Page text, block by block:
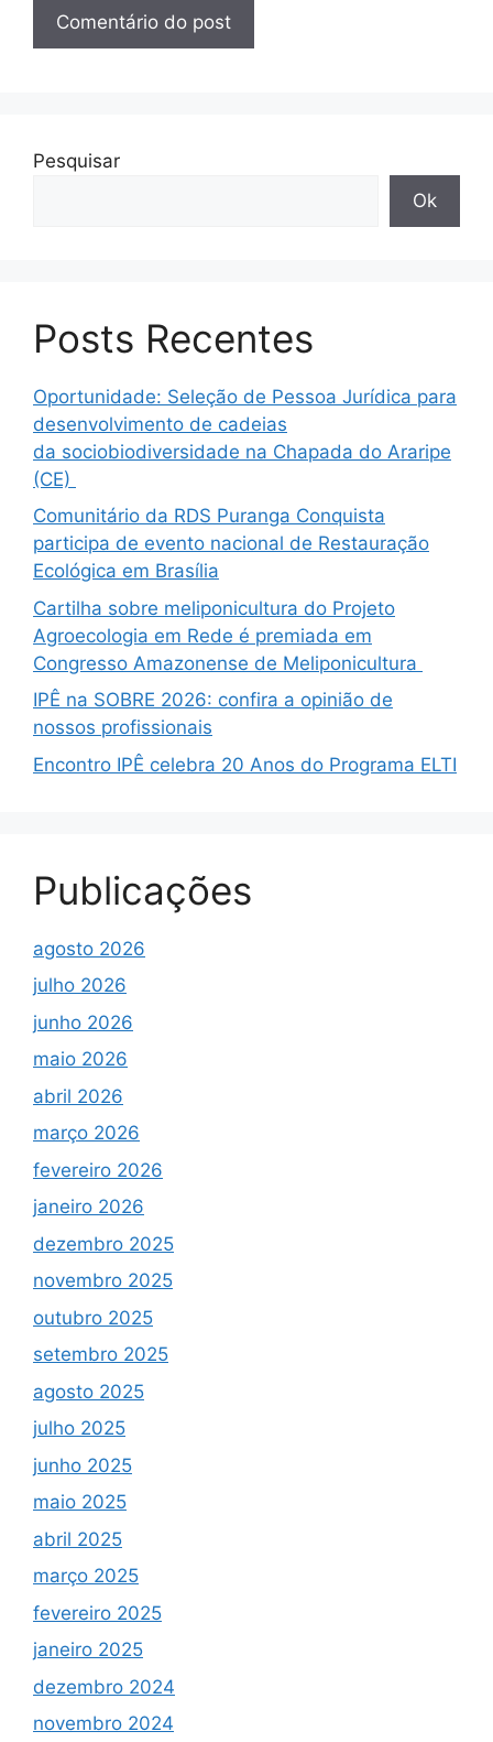
Pesquisar
Ok
Posts Recentes
Oportunidade: Seleção de Pessoa Jurídica para
desenvolvimento de cadeias
da sociobiodiversidade na Chapada do Araripe
(CE)
Comunitário da RDS Puranga Conquista
participa de evento nacional de Restauração
Ecológica em Brasília
Cartilha sobre meliponicultura do Projeto
Agroecologia em Rede é premiada em
Congresso Amazonense de Meliponicultura
IPÊ na SOBRE 2026: confira a opinião de
nossos profissionais
Encontro IPÊ celebra 20 Anos do Programa ELTI
Publicações
agosto 2026
julho 2026
junho 2026
maio 2026
abril 2026
março 2026
fevereiro 2026
janeiro 2026
dezembro 2025
novembro 2025
outubro 2025
setembro 2025
agosto 2025
julho 2025
junho 2025
maio 2025
abril 2025
março 2025
fevereiro 2025
janeiro 2025
dezembro 2024
novembro 2024